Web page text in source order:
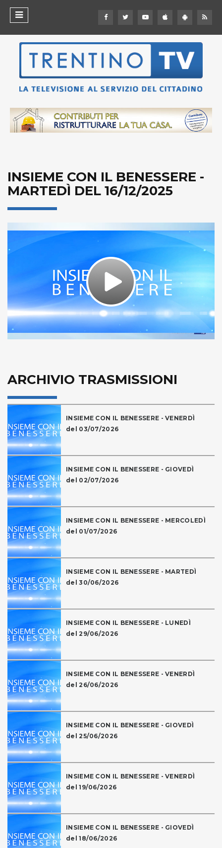
INSIEME CON IL BENESSERE -
MARTEDÌ DEL 16/12/2025
Play
Video
ARCHIVIO TRASMISSIONI
INSIEME CON IL BENESSERE - VENERDÌ
del 03/07/2026
INSIEME CON IL BENESSERE - GIOVEDÌ
del 02/07/2026
INSIEME CON IL BENESSERE - MERCOLEDÌ
del 01/07/2026
INSIEME CON IL BENESSERE - MARTEDÌ
del 30/06/2026
INSIEME CON IL BENESSERE - LUNEDÌ
del 29/06/2026
INSIEME CON IL BENESSERE - VENERDÌ
del 26/06/2026
INSIEME CON IL BENESSERE - GIOVEDÌ
del 25/06/2026
INSIEME CON IL BENESSERE - VENERDÌ
del 19/06/2026
INSIEME CON IL BENESSERE - GIOVEDÌ
del 18/06/2026